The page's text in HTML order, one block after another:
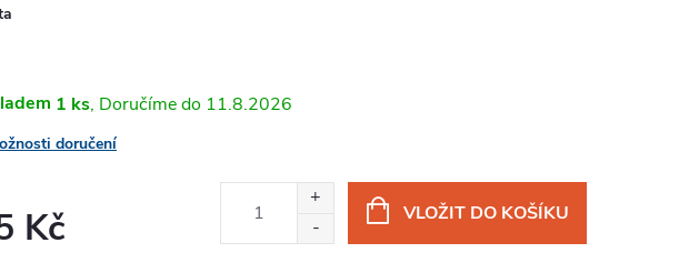
1 ks 11.8.2026
doručení
Kč VLOŽIT DO KOŠÍKU